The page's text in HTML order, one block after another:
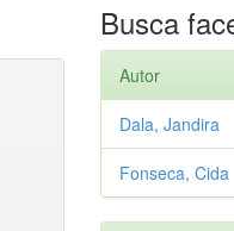
Busca
Autor
Dala, Jandira
Fonseca, Cida